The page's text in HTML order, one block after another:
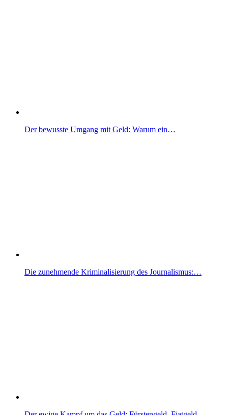
Der bewusste Umgang mit Geld: Warum ein…
Die zunehmende Kriminalisierung des Journalismus:…